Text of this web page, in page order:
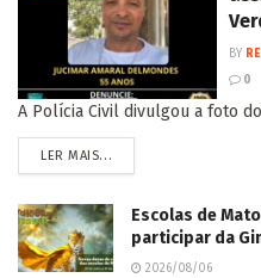
BY
0
A Polícia Civil divulgou a foto
LER MAIS...
Escolas de
participar da
2026/08/06